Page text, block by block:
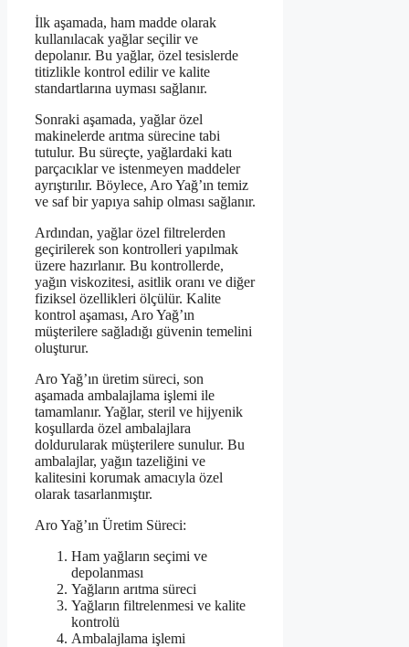
İlk aşamada, ham madde olarak
kullanılacak yağlar seçilir ve
depolanır. Bu yağlar, özel tesislerde
titizlikle kontrol edilir ve kalite
standartlarına uyması sağlanır.
Sonraki aşamada, yağlar özel
makinelerde arıtma sürecine tabi
tutulur. Bu süreçte, yağlardaki katı
parçacıklar ve istenmeyen maddeler
ayrıştırılır. Böylece, Aro Yağ’ın temiz
ve saf bir yapıya sahip olması sağlanır.
Ardından, yağlar özel filtrelerden
geçirilerek son kontrolleri yapılmak
üzere hazırlanır. Bu kontrollerde,
yağın viskozitesi, asitlik oranı ve diğer
fiziksel özellikleri ölçülür. Kalite
kontrol aşaması, Aro Yağ’ın
müşterilere sağladığı güvenin temelini
oluşturur.
Aro Yağ’ın üretim süreci, son
aşamada ambalajlama işlemi ile
tamamlanır. Yağlar, steril ve hijyenik
koşullarda özel ambalajlara
doldurularak müşterilere sunulur. Bu
ambalajlar, yağın tazeliğini ve
kalitesini korumak amacıyla özel
olarak tasarlanmıştır.
Aro Yağ’ın Üretim Süreci:
Ham yağların seçimi ve
depolanması
Yağların arıtma süreci
Yağların filtrelenmesi ve kalite
kontrolü
Ambalajlama işlemi